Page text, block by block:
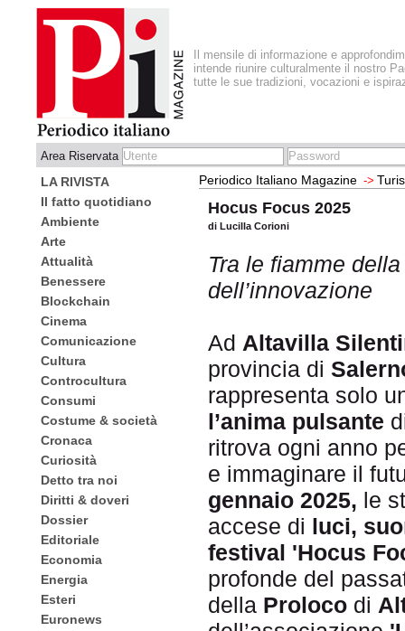
Il mensile di informazione e
intende riunire culturalmente il nostro
tutte le sue tradizioni, vocazioni e
Area Riservata
LA RIVISTA
Il fatto quotidiano
Ambiente
Arte
Attualità
Benessere
Blockchain
Cinema
Comunicazione
Cultura
Controcultura
Consumi
Costume & società
Cronaca
Curiosità
Detto tra noi
Diritti & doveri
Dossier
Editoriale
Economia
Energia
Esteri
Euronews
Periodico Italiano Magazine ->
Hocus Focus 2025
di Lucilla Corioni
Tra le fiamme
dell’innovazione
Ad Altavilla
provincia di
rappresenta solo
l’anima pulsante
ritrova ogni anno
e immaginare il
gennaio 2025, le
accese di luci,
festival 'Hocus
profonde del
della Proloco di